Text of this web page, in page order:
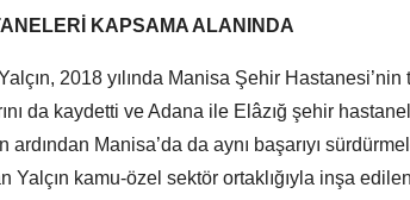
KAPSAMA ALANINDA
2018 yılında Manisa Şehir
da kaydetti ve Adana ile Elâzığ şehir
ardından Manisa’da da aynı başarıyı
Yalçın kamu-özel sektör ortaklığıyla inşa